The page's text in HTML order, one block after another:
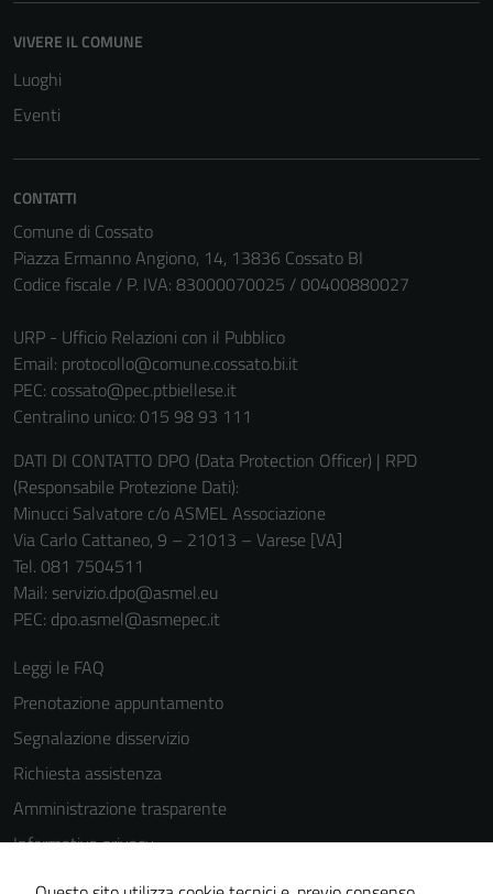
VIVERE IL COMUNE
Luoghi
Eventi
CONTATTI
Comune di Cossato
Piazza Ermanno Angiono, 14, 13836 Cossato BI
Codice fiscale / P. IVA: 83000070025 / 00400880027
URP - Ufficio Relazioni con il Pubblico
Email: protocollo@comune.cossato.bi.it
PEC: cossato@pec.ptbiellese.it
Centralino unico: 015 98 93 111
DATI DI CONTATTO DPO (Data Protection Officer) | RPD
(Responsabile Protezione Dati):
Minucci Salvatore c/o ASMEL Associazione
Via Carlo Cattaneo, 9 – 21013 – Varese [VA]
Tel. 081 7504511
Mail: servizio.dpo@asmel.eu
PEC: dpo.asmel@asmepec.it
Leggi le FAQ
Prenotazione appuntamento
Segnalazione disservizio
Richiesta assistenza
Amministrazione trasparente
Informativa privacy
Cookie Policy
sono necessari
possono
essere
Questi cookie
non raccolgono